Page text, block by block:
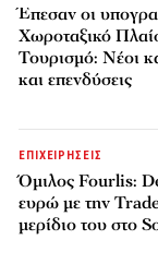
Έπεσαν οι
Χωροταξικό
Τουρισμό: Νέοι
και επενδύσεις
ΕΠΙΧΕΙΡΗΣΕΙΣ
Όμιλος Fourlis:
ευρώ με την
μερίδιο του στο